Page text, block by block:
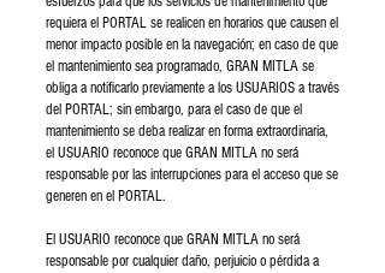
requiera el PORTAL se realicen en horarios que causen el
menor impacto posible en la navegación; en caso de que
el mantenimiento sea programado, GRAN MITLA se
obliga a notificarlo previamente a los USUARIOS a través
del PORTAL; sin embargo, para el caso de que el
mantenimiento se deba realizar en forma extraordinaria,
el USUARIO reconoce que GRAN MITLA no será
responsable por las interrupciones para el acceso que se
generen en el PORTAL.
El USUARIO reconoce que GRAN MITLA no será
responsable por cualquier daño, perjuicio o pérdida a